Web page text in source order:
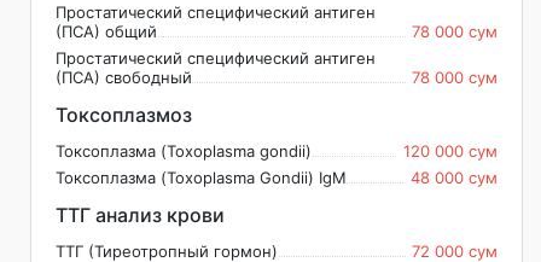
Простатический специфический антиген
(ПСА) общий
78 000 сум
Простатический специфический антиген
(ПСА) свободный
78 000 сум
Токсоплазмоз
Токсоплазма (Toxoplasma gondii)
120 000 сум
Токсоплазма (Toxoplasma Gondii) IgM
48 000 сум
ТТГ анализ крови
ТТГ (Тиреотропный гормон) 72 000 сум